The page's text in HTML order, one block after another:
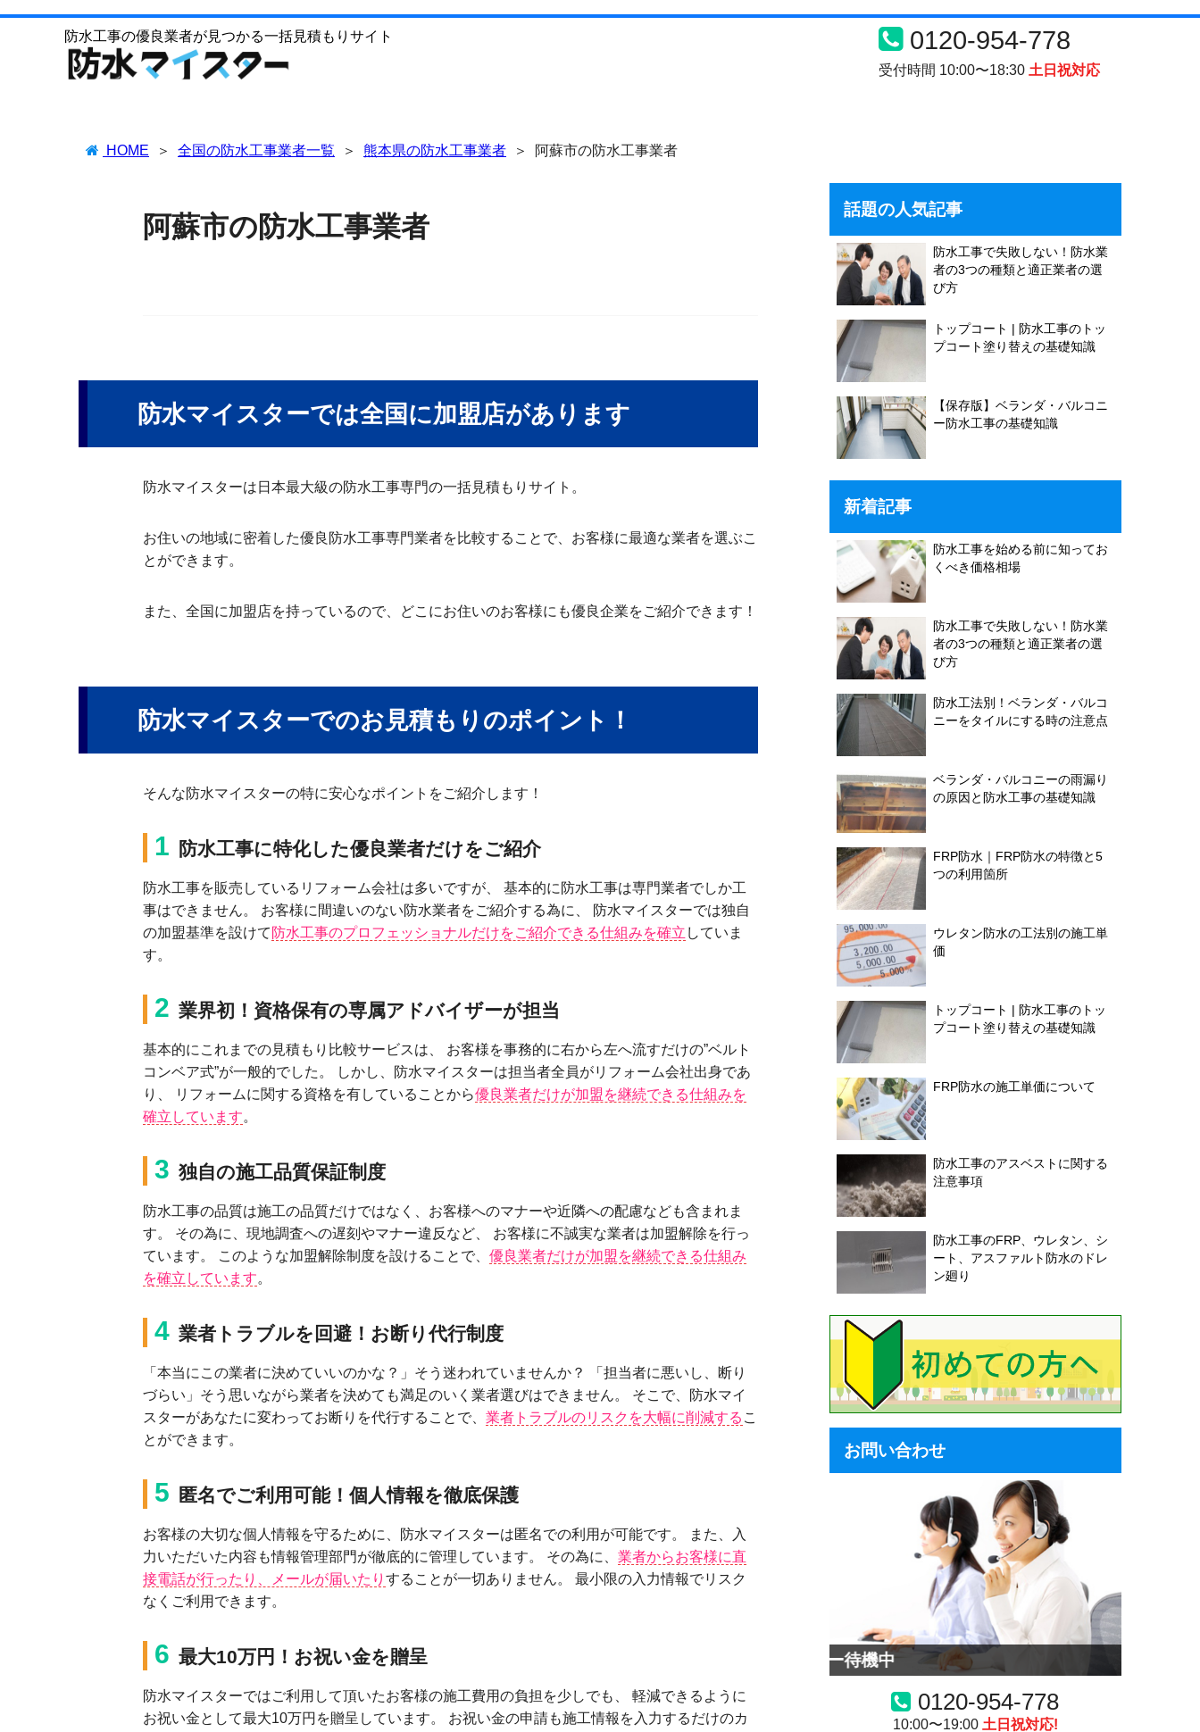
防水工事の優良業者が見つかる一括見積もりサイト 0120-954-778
受付時間 10:00〜18:30 土日祝対応
HOME 全国の防水工事業者一覧 熊本県の防水工事業者 阿蘇市の防水工事業者
阿蘇市の防水工事業者
防水マイスターでは全国に加盟店があります
防水マイスターは日本最大級の防水工事専門の一括見積もりサイト。
お住いの地域に密着した優良防水工事専門業者を比較することで、お客様に最適な業者を選ぶこ
とができます。
また、全国に加盟店を持っているので、どこにお住いのお客様にも優良企業をご紹介できます！
防水マイスターでのお見積もりのポイント！
そんな防水マイスターの特に安心なポイントをご紹介します！
1 防⽔⼯事に特化した優良業者だけをご紹介
防⽔⼯事を販売しているリフォーム会社は多いですが、 基本的に防⽔⼯事は専⾨業者でしか⼯
事はできません。 お客様に間違いのない防⽔業者をご紹介する為に、 防⽔マイスターでは独⾃
の加盟基準を設けて 防⽔⼯事のプロフェッショナルだけをご紹介できる仕組みを確⽴ していま
す。
2 業界初！資格保有の専属アドバイザーが担当
基本的にこれまでの⾒積もり⽐較サービスは、 お客様を事務的に右から左へ流すだけの”ベルト
コンベア式”が⼀般的でした。 しかし、防⽔マイスターは担当者全員がリフォーム会社出⾝であ
り、 リフォームに関する資格を有していることから優良業者だけが加盟を継続できる仕組みを
確⽴しています。
3 独⾃の施⼯品質保証制度
防⽔⼯事の品質は施⼯の品質だけではなく、お客様へのマナーや近隣への配慮なども含まれま
す。 その為に、現地調査への遅刻やマナー違反など、 お客様に不誠実な業者は加盟解除を⾏っ
ています。 このような加盟解除制度を設けることで、 優良業者だけが加盟を継続できる仕組み
を確⽴しています。
4 業者トラブルを回避！お断り代⾏制度
「本当にこの業者に決めていいのかな？」そう迷われていませんか？ 「担当者に悪いし、断り
づらい」そう思いながら業者を決めても満⾜のいく業者選びはできません。 そこで、防⽔マイ
スターがあなたに変わってお断りを代⾏することで、 業者トラブルのリスクを⼤幅に削減する こ
とができます。
5 匿名でご利⽤可能！個⼈情報を徹底保護
お客様の⼤切な個⼈情報を守るために、防⽔マイスターは匿名での利⽤が可能です。 また、⼊
⼒いただいた内容も情報管理部⾨が徹底的に管理しています。 その為に、 業者からお客様に直
接電話が⾏ったり、メールが届いたり することが⼀切ありません。 最⼩限の⼊⼒情報でリスク
なくご利⽤できます。
6 最⼤10万円！お祝い⾦を贈呈
防⽔マイスターではご利⽤して頂いたお客様の施⼯費⽤の負担を少しでも、 軽減できるように
お祝い⾦として最⼤10万円を贈呈しています。 お祝い⾦の申請も施⼯情報を⼊⼒するだけのカ
話題の人気記事
防水工事で失敗しない！防水業
者の3つの種類と適正業者の選
び方
トップコート | 防水工事のトッ
プコート塗り替えの基礎知識
【保存版】ベランダ・バルコニ
ー防水工事の基礎知識
新着記事
防水工事を始める前に知ってお
くべき価格相場
防水工事で失敗しない！防水業
者の3つの種類と適正業者の選
び方
防水工法別！ベランダ・バルコ
ニーをタイルにする時の注意点
ベランダ・バルコニーの雨漏り
の原因と防水工事の基礎知識
FRP防水｜FRP防水の特徴と5
つの利用箇所
ウレタン防水の工法別の施工単
価
トップコート | 防水工事のトッ
プコート塗り替えの基礎知識
FRP防水の施工単価について
防水工事のアスベストに関する
注意事項
防水工事のFRP、ウレタン、シ
ート、アスファルト防水のドレ
ン廻り
お問い合わせ
0120-954-778
10:00〜19:00 土日祝対応!